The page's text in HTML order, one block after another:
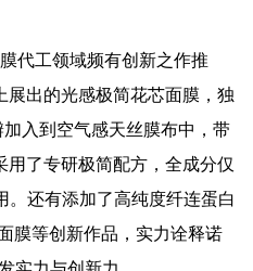
代工领域频有创新之作推
出的光感极简花芯面膜，独
入到空气感天丝膜布中，带
了专研极简配方，全成分仅
。还有添加了高纯度纤连蛋白
膜等创新作品，实力诠释诺